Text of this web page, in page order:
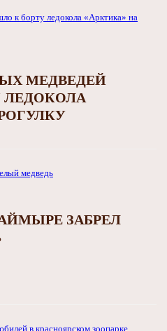
МЕДВЕДЕЙ
ЗАБРЕЛ